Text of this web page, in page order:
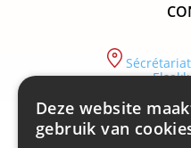
9830
+32/
Deze website
gebruik van